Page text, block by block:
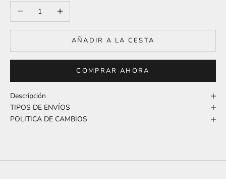
Reducir cantidadAumentar cantidad
AÑADIR A LA CESTA
COMPRAR AHORA
Descripción
TIPOS DE ENVÍOS
POLITICA DE CAMBIOS